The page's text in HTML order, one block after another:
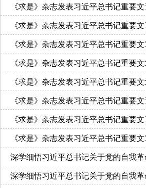
《求是》杂志发表习近平总书记重要
《求是》杂志发表习近平总书记重要
《求是》杂志发表习近平总书记重要
《求是》杂志发表习近平总书记重要
《求是》杂志发表习近平总书记重要
《求是》杂志发表习近平总书记重要
《求是》杂志发表习近平总书记重要
《求是》杂志发表习近平总书记重要
深学细悟习近平总书记关于党的自我
深学细悟习近平总书记关于党的自我